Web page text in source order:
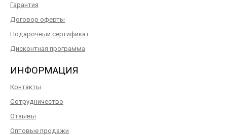
Гарантия
Договор оферты
Подарочный сертификат
Дисконтная программа
ИНФОРМАЦИЯ
Контакты
Сотрудничество
Отзывы
Оптовые продажи